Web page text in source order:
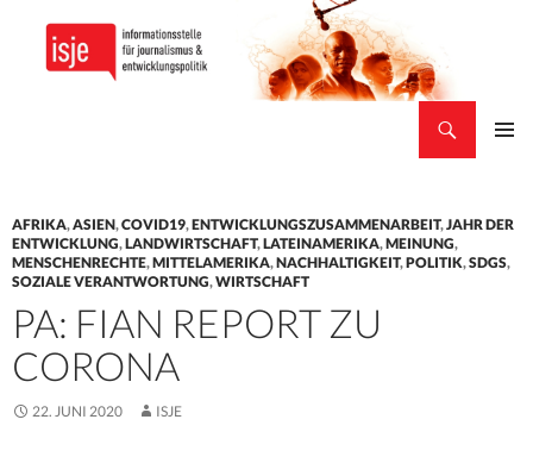
AFRIKA,ASIEN,COVID19,ENTWICKLUNGSZUSAMMENARBEIT,JAHR DER
ENTWICKLUNG,LANDWIRTSCHAFT,LATEINAMERIKA,MEINUNG,
MENSCHENRECHTE,MITTELAMERIKA,NACHHALTIGKEIT,POLITIK,SDGS,
SOZIALE VERANTWORTUNG,WIRTSCHAFT
PA: FIAN REPORT ZU
CORONA
22. JUNI 2020 ISJE